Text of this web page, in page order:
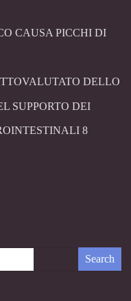
CAUSA PICCHI DI
DELLO
SUPPORTO DEI
8